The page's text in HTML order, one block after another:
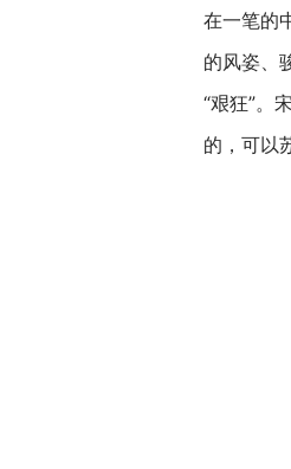
在一笔的
的风姿、
“艰狂”。
的，可以